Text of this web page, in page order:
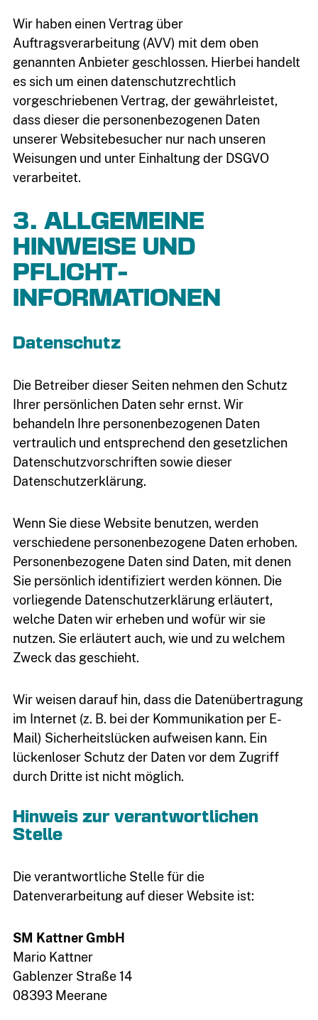
03764
7934399
Wir haben einen Vertrag über
Auftragsverarbeitung (AVV) mit dem oben
genannten Anbieter geschlossen. Hierbei handelt
es sich um einen datenschutzrechtlich
vorgeschriebenen Vertrag, der gewährleistet,
dass dieser die personenbezogenen Daten
unserer Websitebesucher nur nach unseren
Weisungen und unter Einhaltung der DSGVO
verarbeitet.
3. ALLGEMEINE
HINWEISE UND
PFLICHT­
INFORMATIONEN
Datenschutz
Die Betreiber dieser Seiten nehmen den Schutz
Ihrer persönlichen Daten sehr ernst. Wir
behandeln Ihre personenbezogenen Daten
vertraulich und entsprechend den gesetzlichen
Datenschutzvorschriften sowie dieser
Datenschutzerklärung.
Wenn Sie diese Website benutzen, werden
verschiedene personenbezogene Daten erhoben.
Personenbezogene Daten sind Daten, mit denen
Sie persönlich identifiziert werden können. Die
vorliegende Datenschutzerklärung erläutert,
welche Daten wir erheben und wofür wir sie
nutzen. Sie erläutert auch, wie und zu welchem
Zweck das geschieht.
Wir weisen darauf hin, dass die Datenübertragung
im Internet (z. B. bei der Kommunikation per E-
Mail) Sicherheitslücken aufweisen kann. Ein
lückenloser Schutz der Daten vor dem Zugriff
durch Dritte ist nicht möglich.
Hinweis zur verantwortlichen
Stelle
Die verantwortliche Stelle für die
Datenverarbeitung auf dieser Website ist:
SM Kattner GmbH
Mario Kattner
Gablenzer Straße 14
08393 Meerane